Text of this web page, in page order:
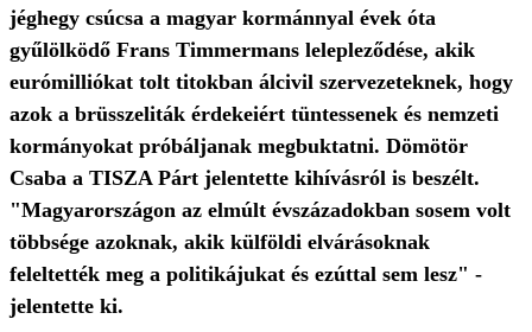
jéghegy csúcsa a magyar kormánnyal évek óta
gyűlölködő Frans Timmermans lelepleződése, akik
eurómilliókat tolt titokban álcivil szervezeteknek, hogy
azok a brüsszeliták érdekeiért tüntessenek és nemzeti
kormányokat próbáljanak megbuktatni. Dömötör
Csaba a TISZA Párt jelentette kihívásról is beszélt.
"Magyarországon az elmúlt évszázadokban sosem volt
többsége azoknak, akik külföldi elvárásoknak
feleltették meg a politikájukat és ezúttal sem lesz" -
jelentette ki.